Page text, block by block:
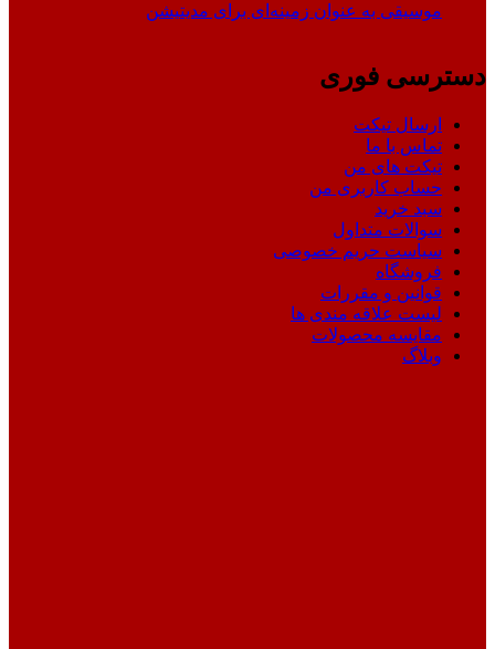
موسیقی به عنوان زمینه‌ای برای مدیتیشن
دسترسی فوری
ارسال تیکت
تماس با ما
تیکت های من
حساب کاربری من
سبد خرید
سوالات متداول
سیاست حریم خصوصی
فروشگاه
قوانین و مقررات
لیست علاقه مندی ها
مقایسه محصولات
وبلاگ